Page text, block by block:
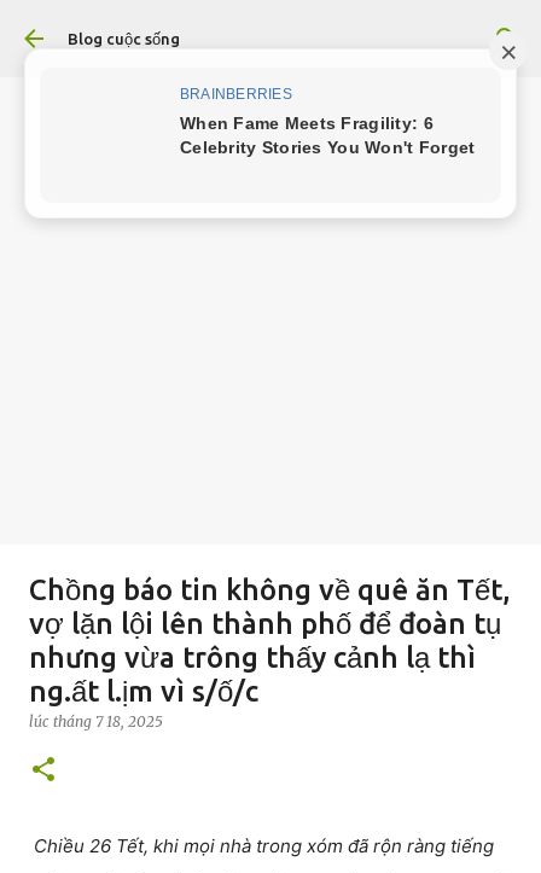
Chuyển đến nội dung chính
Blog cuộc sống
Chồng báo tin không về quê ăn Tết,
vợ lặn lội lên thành phố để đoàn tụ
nhưng vừa trông thấy cảnh lạ thì
ng.ất l.ịm vì s/ố/c
lúc tháng 7 18, 2025
Chiều 26 Tết, khi mọi nhà trong xóm đã rộn ràng tiếng